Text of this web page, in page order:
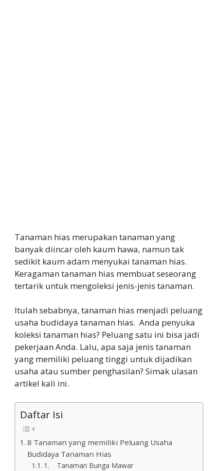
Tanaman hias merupakan tanaman yang
banyak diincar oleh kaum hawa, namun tak
sedikit kaum adam menyukai tanaman hias.
Keragaman tanaman hias membuat seseorang
tertarik untuk mengoleksi jenis-jenis tanaman.
Itulah sebabnya, tanaman hias menjadi peluang
usaha budidaya tanaman hias. Anda penyuka
koleksi tanaman hias? Peluang satu ini bisa jadi
pekerjaan Anda. Lalu, apa saja jenis tanaman
yang memiliki peluang tinggi untuk dijadikan
usaha atau sumber penghasilan? Simak ulasan
artikel kali ini.
Daftar Isi
8 Tanaman yang memiliki Peluang Usaha
Budidaya Tanaman Hias
1. Tanaman Bunga Mawar